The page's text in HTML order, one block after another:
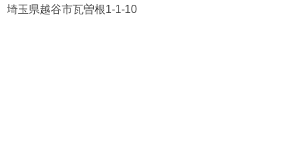
埼玉県越谷市瓦曽根1-1-10